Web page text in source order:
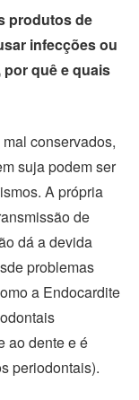
produtos de
infecções ou
quê e quais
conservados,
suja podem ser
A própria
de
dá a devida
problemas
a Endocardite
ao dente e é
periodontais).